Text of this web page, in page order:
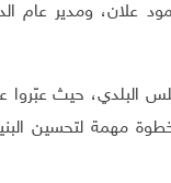
علان، ومدير عام
البلدي، حيث
مهمة لتحسين